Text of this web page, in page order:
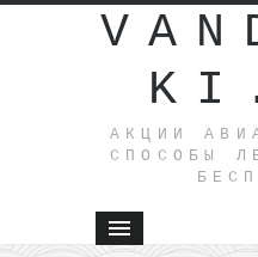
АКЦИИ
СПОСОБЫ